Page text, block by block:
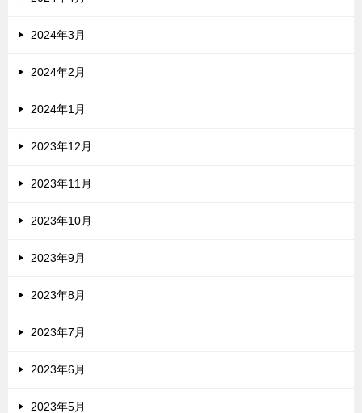
2024年3月
2024年2月
2024年1月
2023年12月
2023年11月
2023年10月
2023年9月
2023年8月
2023年7月
2023年6月
2023年5月